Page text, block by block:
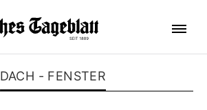
DACH - FENSTER